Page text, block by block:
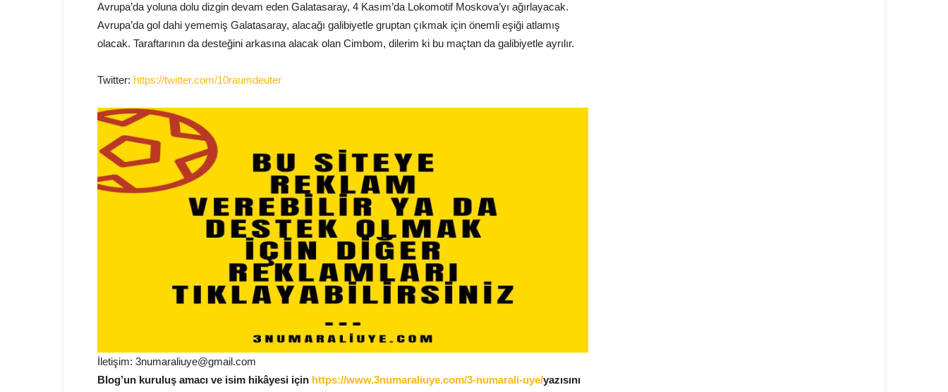
Avrupa’da yoluna dolu dizgin devam eden Galatasaray, 4 Kasım’da Lokomotif Moskova’yı ağırlayacak.
Avrupa’da gol dahi yememiş Galatasaray, alacağı galibiyetle gruptan çıkmak için önemli eşiği atlamış
olacak. Taraftarının da desteğini arkasına alacak olan Cimbom, dilerim ki bu maçtan da galibiyetle ayrılır.
Twitter: https://twitter.com/10raumdeuter
İletişim: 3numaraliuye@gmail.com
Blog’un kuruluş amacı ve isim hikâyesi için https://www.3numaraliuye.com/3-numarali-uye/yazısını